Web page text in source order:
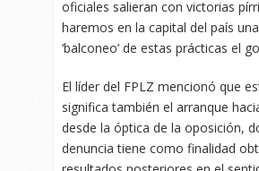
oficiales salieran con victorias
haremos en la capital del país
‘balconeo’ de estas prácticas el
El líder del FPLZ mencionó que
significa también el arranque
desde la óptica de la oposición,
denuncia tiene como finalidad